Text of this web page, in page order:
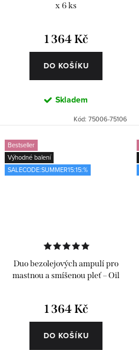
x 6 ks
1 364 Kč
DO KOŠÍKU
Skladem
Kód: 75006-75106
Bestseller
Výhodné balení
SALECODE:SUMMER15:15:%
Duo bezolejových ampulí pro
mastnou a smíšenou pleť – Oil
1 364 Kč
DO KOŠÍKU